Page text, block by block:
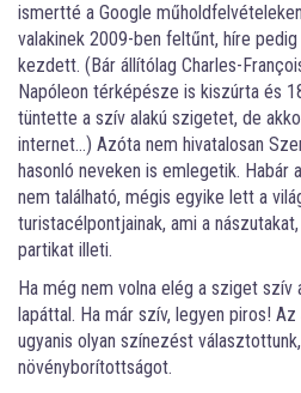
ismertté a Google
valakinek 2009-ben feltűnt, híre
kezdett. (Bár állítólag Charles-
Napóleon térképésze is kiszúrta és
tüntette a szív alakú szigetet, de
internet…) Azóta nem hivatalosan
hasonló neveken is emlegetik. Habár
nem található, mégis egyike lett a
turistacélpontjainak, ami a
partikat illeti.
Ha még nem volna elég a sziget szív
lapáttal. Ha már szív, legyen piros!
ugyanis olyan színezést
növényborítottságot.